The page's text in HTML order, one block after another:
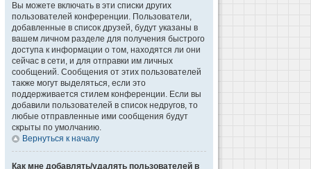
Вы можете включать в эти списки других
пользователей конференции. Пользователи,
добавленные в список друзей, будут указаны в
вашем личном разделе для получения быстрого
доступа к информации о том, находятся ли они
сейчас в сети, и для отправки им личных
сообщений. Сообщения от этих пользователей
также могут выделяться, если это
поддерживается стилем конференции. Если вы
добавили пользователей в список недругов, то
любые отправленные ими сообщения будут
скрыты по умолчанию.
Вернуться к началу
Как мне добавлять/удалять пользователей в